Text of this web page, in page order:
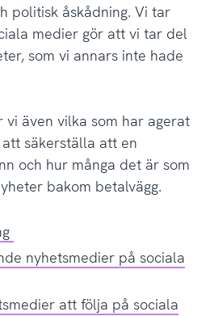
politisk åskådning. Vi tar
medier gör att vi tar del
som vi annars inte hade
även vilka som har agerat
säkerställa att en
och hur många det är som
bakom betalvägg.
nyhetsmedier på sociala
att följa på sociala